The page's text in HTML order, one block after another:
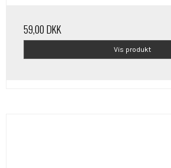
59,00 DKK
Vis produkt